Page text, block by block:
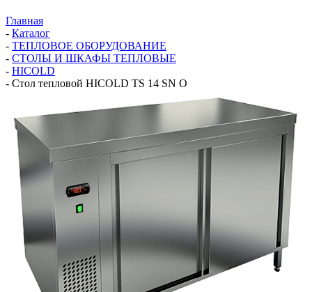
Главная
- Каталог
- ТЕПЛОВОЕ ОБОРУДОВАНИЕ
- СТОЛЫ И ШКАФЫ ТЕПЛОВЫЕ
- HICOLD
- Стол тепловой HICOLD TS 14 SN O